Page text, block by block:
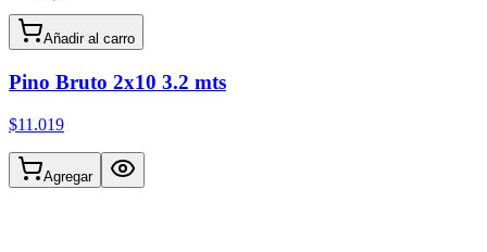
Añadir al carro
Pino Bruto 2x10 3.2 mts
$11.019
Agregar